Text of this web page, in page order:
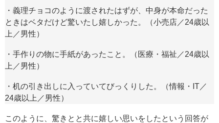
・義理チョコのように渡されたはずが、中身が本命だった
ときはベタだけど驚いたし嬉しかった。（小売店／24歳以
上／男性）
・手作りの物に手紙があったこと。（医療・福祉／24歳以
上／男性）
・机の引き出しに入っていてびっくりした。（情報・IT／
24歳以上／男性）
このように、驚きとと共に嬉しい思いをしたという回答が